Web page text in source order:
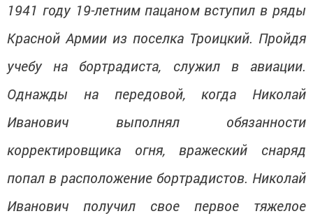
1941 году 19-летним пацаном вступил в ряды
Красной Армии из поселка Троицкий. Пройдя
учебу на бортрадиста, служил в авиации.
Однажды на передовой, когда Николай
Иванович выполнял обязанности
корректировщика огня, вражеский снаряд
попал в расположение бортрадистов. Николай
Иванович получил свое первое тяжелое